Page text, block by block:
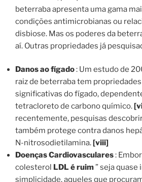
beterraba apresenta uma gama
condições antimicrobianas ou
disbiose. Mas os poderes da
aí. Outras propriedades já
Danos ao fígado: Um estudo de
raiz de beterraba tem
significativas do fígado,
tetracloreto de carbono químico.
recentemente, pesquisas
também protege contra danos
N-nitrosodietilamina.[viii]
Doenças Cardiovasculares:
colesterol LDL é ruim” seja quase
simplicidade, aqueles que